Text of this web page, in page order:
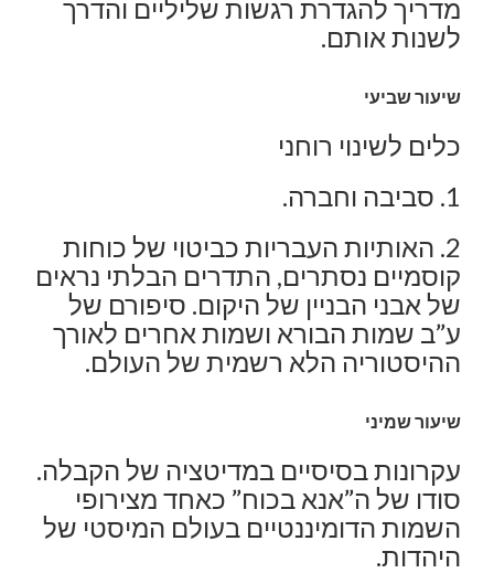
מדריך להגדרת רגשות שליליים והדרך
לשנות אותם.
שיעור שביעי
כלים לשינוי רוחני
1. סביבה וחברה.
2. האותיות העבריות כביטוי של כוחות
קוסמיים נסתרים, התדרים הבלתי נראים
של אבני הבניין של היקום. סיפורם של
ע”ב שמות הבורא ושמות אחרים לאורך
ההיסטוריה הלא רשמית של העולם.
שיעור שמיני
עקרונות בסיסיים במדיטציה של הקבלה.
סודו של ה”אנא בכוח” כאחד מצירופי
השמות הדומיננטיים בעולם המיסטי של
היהדות.